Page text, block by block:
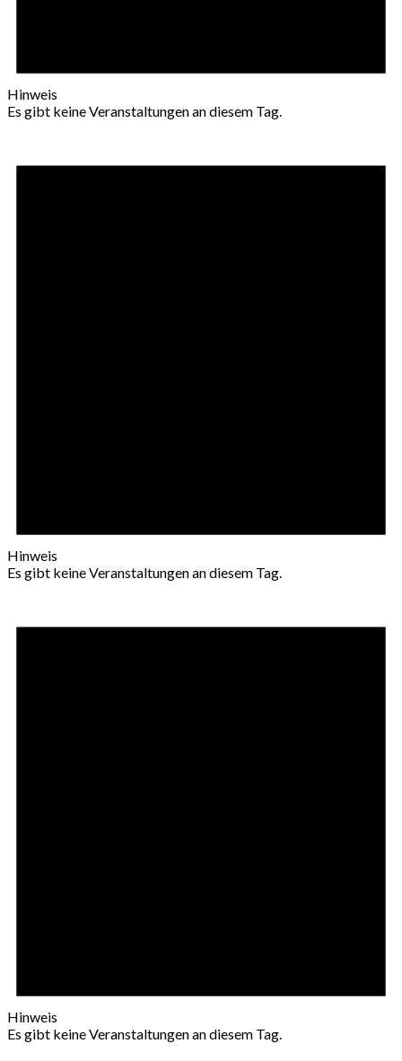
Hinweis
Es gibt keine Veranstaltungen an diesem Tag.
Hinweis
Es gibt keine Veranstaltungen an diesem Tag.
Hinweis
Es gibt keine Veranstaltungen an diesem Tag.